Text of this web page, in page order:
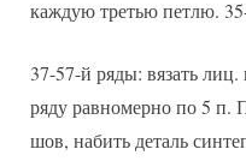
каждую третью петлю.
37-57-й ряды: вязать
ряду равномерно по 5 п.
шов, набить деталь